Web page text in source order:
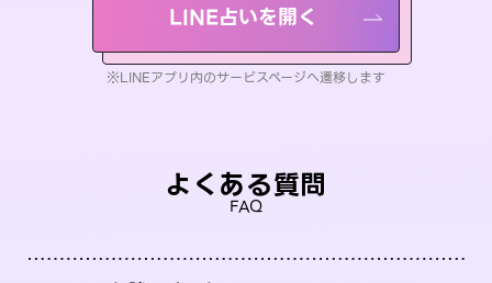
LINE占いを開く
※LINEアプリ内のサービスページへ遷移します
よくある質問
FAQ